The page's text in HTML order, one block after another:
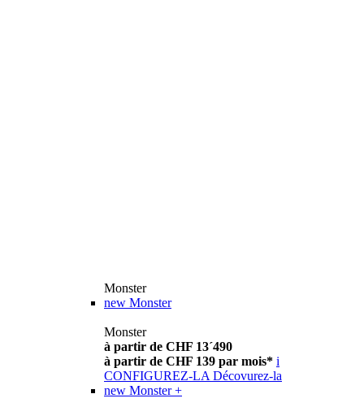
Monster
new Monster
Monster
à partir de CHF 13´490
à partir de CHF 139 par mois* i
CONFIGUREZ-LA Décovurez-la
new Monster +